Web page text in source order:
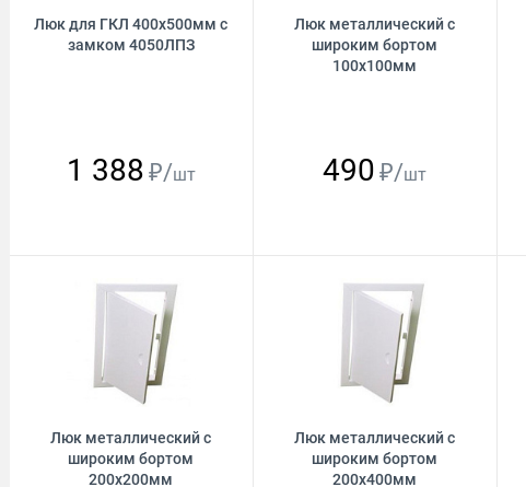
Люк для ГКЛ 400х500мм с
замком 4050ЛПЗ
1 388 ₽/шт
Люк металлический с
широким бортом
100х100мм
490 ₽/шт
Люк металлический с
широким бортом
200х200мм
Люк металлический с
широким бортом
200х400мм